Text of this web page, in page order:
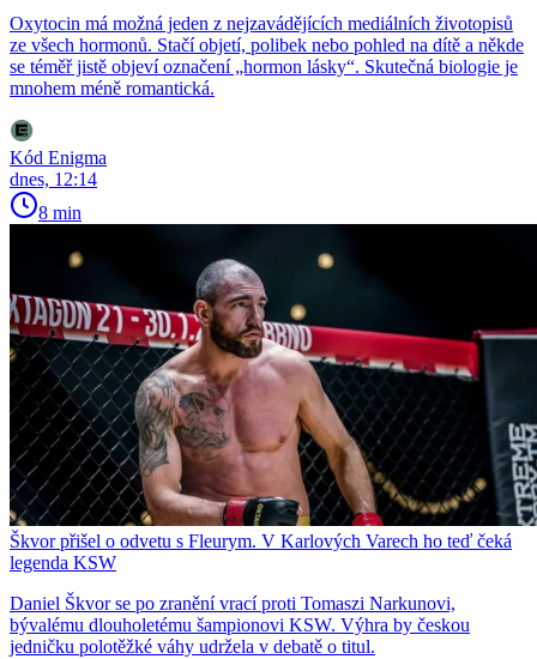
Oxytocin má možná jeden z nejzavádějících mediálních životopisů
ze všech hormonů. Stačí objetí, polibek nebo pohled na dítě a někde
se téměř jistě objeví označení „hormon lásky“. Skutečná biologie je
mnohem méně romantická.
Kód Enigma
dnes, 12:14
8 min
Škvor přišel o odvetu s Fleurym. V Karlových Varech ho teď čeká
legenda KSW
Daniel Škvor se po zranění vrací proti Tomaszi Narkunovi,
bývalému dlouholetému šampionovi KSW. Výhra by českou
jedničku polotěžké váhy udržela v debatě o titul.